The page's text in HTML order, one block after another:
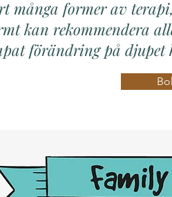
många former av
kan rekommendera
förändring på djupet